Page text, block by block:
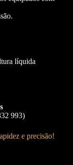
líquida
993)
e precisão!